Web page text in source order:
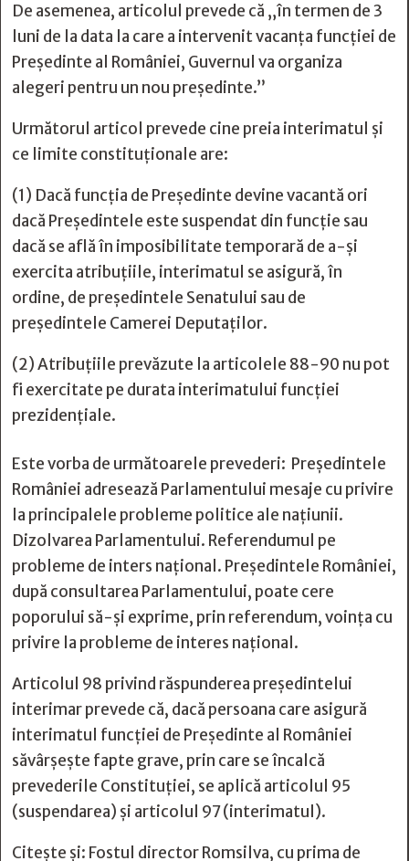
De asemenea, articolul prevede că „în termen de 3
luni de la data la care a intervenit vacanţa funcţiei de
Preşedinte al României, Guvernul va organiza
alegeri pentru un nou preşedinte.”
Următorul articol prevede cine preia interimatul și
ce limite constituționale are:
(1) Dacă funcţia de Preşedinte devine vacantă ori
dacă Preşedintele este suspendat din funcţie sau
dacă se află în imposibilitate temporară de a-şi
exercita atribuţiile, interimatul se asigură, în
ordine, de preşedintele Senatului sau de
preşedintele Camerei Deputaţilor.
(2) Atribuţiile prevăzute la articolele 88-90 nu pot
fi exercitate pe durata interimatului funcţiei
prezidenţiale.
Este vorba de următoarele prevederi: Preşedintele
României adresează Parlamentului mesaje cu privire
la principalele probleme politice ale naţiunii.
Dizolvarea Parlamentului. Referendumul pe
probleme de inters național. Preşedintele României,
după consultarea Parlamentului, poate cere
poporului să-şi exprime, prin referendum, voinţa cu
privire la probleme de interes naţional.
Articolul 98 privind răspunderea președintelui
interimar prevede că, dacă persoana care asigură
interimatul funcției de Președinte al României
săvârșește fapte grave, prin care se încalcă
prevederile Constituției, se aplică articolul 95
(suspendarea) și articolul 97 (interimatul).
Citește și: Fostul director Romsilva, cu prima de